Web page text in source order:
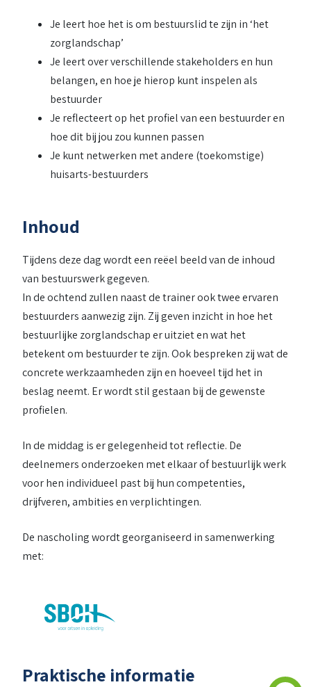
Je leert hoe het is om bestuurslid te zijn in ‘het
zorglandschap’
Je leert over verschillende stakeholders en hun
belangen, en hoe je hierop kunt inspelen als
bestuurder
Je reflecteert op het profiel van een bestuurder en
hoe dit bij jou zou kunnen passen
Je kunt netwerken met andere (toekomstige)
huisarts-bestuurders
Inhoud
Tijdens deze dag wordt een reëel beeld van de inhoud
van bestuurswerk gegeven.
In de ochtend zullen naast de trainer ook twee ervaren
bestuurders aanwezig zijn. Zij geven inzicht in hoe het
bestuurlijke zorglandschap er uitziet en wat het
betekent om bestuurder te zijn. Ook bespreken zij wat de
concrete werkzaamheden zijn en hoeveel tijd het in
beslag neemt. Er wordt stil gestaan bij de gewenste
profielen.
In de middag is er gelegenheid tot reflectie. De
deelnemers onderzoeken met elkaar of bestuurlijk werk
voor hen individueel past bij hun competenties,
drijfveren, ambities en verplichtingen.
De nascholing wordt georganiseerd in samenwerking
met:
Praktische informatie